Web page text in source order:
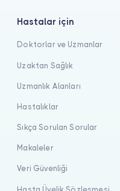
Hastalar için
Doktorlar ve Uzmanlar
Uzaktan Sağlık
Uzmanlık Alanları
Hastalıklar
Sıkça Sorulan Sorular
Makaleler
Veri Güvenliği